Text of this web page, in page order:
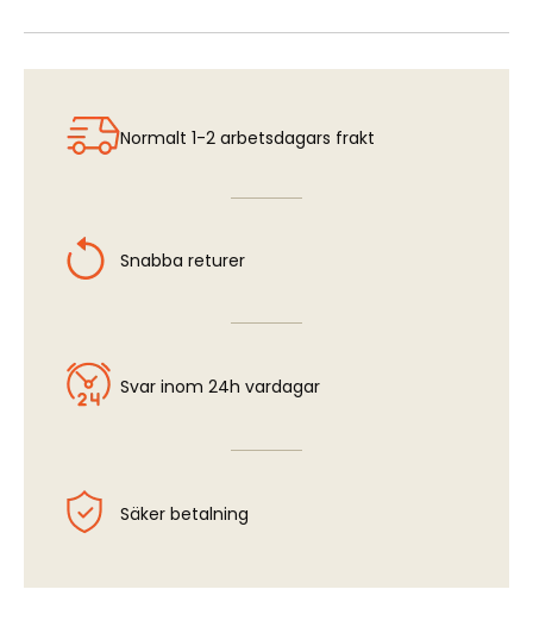
Normalt 1-2 arbetsdagars frakt
Snabba returer
Svar inom 24h vardagar
Säker betalning